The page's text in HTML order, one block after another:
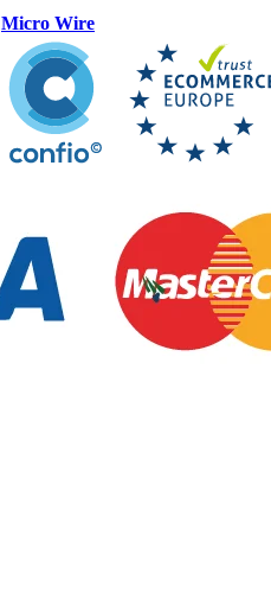
Micro Wire